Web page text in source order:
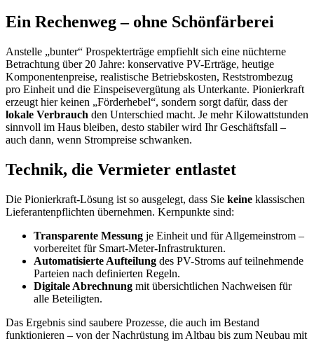
Ein Rechenweg – ohne Schönfärberei
Anstelle „bunter“ Prospekterträge empfiehlt sich eine nüchterne
Betrachtung über 20 Jahre: konservative PV-Erträge, heutige
Komponentenpreise, realistische Betriebskosten, Reststrombezug
pro Einheit und die Einspeisevergütung als Unterkante. Pionierkraft
erzeugt hier keinen „Förderhebel“, sondern sorgt dafür, dass der
lokale Verbrauch den Unterschied macht. Je mehr Kilowattstunden
sinnvoll im Haus bleiben, desto stabiler wird Ihr Geschäftsfall –
auch dann, wenn Strompreise schwanken.
Technik, die Vermieter entlastet
Die Pionierkraft-Lösung ist so ausgelegt, dass Sie keine klassischen
Lieferantenpflichten übernehmen. Kernpunkte sind:
Transparente Messung je Einheit und für Allgemeinstrom –
vorbereitet für Smart-Meter-Infrastrukturen.
Automatisierte Aufteilung des PV-Stroms auf teilnehmende
Parteien nach definierten Regeln.
Digitale Abrechnung mit übersichtlichen Nachweisen für
alle Beteiligten.
Das Ergebnis sind saubere Prozesse, die auch im Bestand
funktionieren – von der Nachrüstung im Altbau bis zum Neubau mit